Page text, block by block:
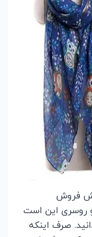
فروش
روسری این است
صرف اینکه